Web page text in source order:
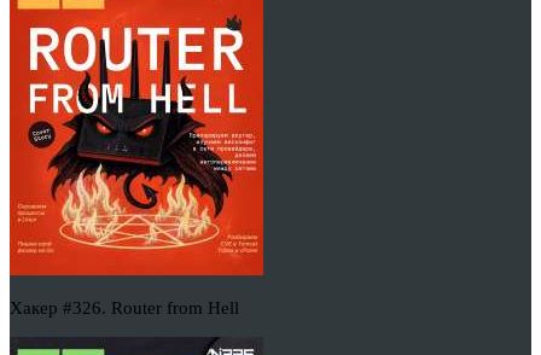
Хакер #326. Router from Hell